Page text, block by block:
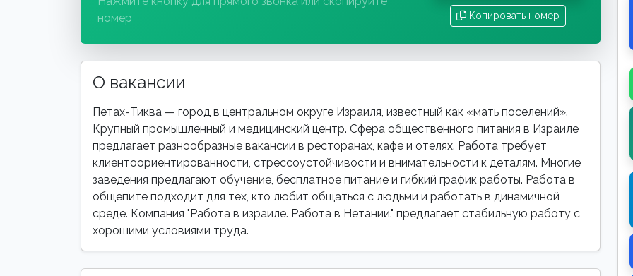
номер
Копировать номер
О вакансии
Петах-Тиква — город в центральном округе Израиля, известный как «мать поселений».
Крупный промышленный и медицинский центр. Сфера общественного питания в Израиле
предлагает разнообразные вакансии в ресторанах, кафе и отелях. Работа требует
клиентоориентированности, стрессоустойчивости и внимательности к деталям. Многие
заведения предлагают обучение, бесплатное питание и гибкий график работы. Работа в
общепите подходит для тех, кто любит общаться с людьми и работать в динамичной
среде. Компания "Работа в израиле. Работа в Нетании." предлагает стабильную работу с
хорошими условиями труда.